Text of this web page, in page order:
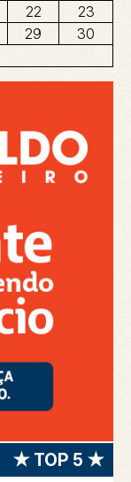
22
23
29
30
★ TOP 5 ★